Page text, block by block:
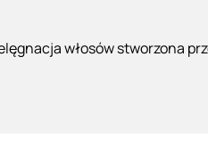
włosów stworzona